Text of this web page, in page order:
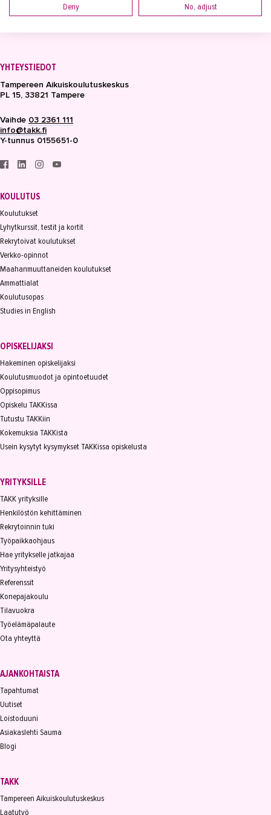
YHTEYSTIEDOT
Tampereen Aikuiskoulutuskeskus
PL 15, 33821 Tampere
Vaihde 03 2361 111
info@takk.fi
Y-tunnus 0155651-0
KOULUTUS
Koulutukset
Lyhytkurssit, testit ja kortit
Rekrytoivat koulutukset
Verkko-opinnot
Maahanmuuttaneiden koulutukset
Ammattialat
Koulutusopas
Studies in English
OPISKELIJAKSI
Hakeminen opiskelijaksi
Koulutusmuodot ja opintoetuudet
Oppisopimus
Opiskelu TAKKissa
Tutustu TAKKiin
Kokemuksia TAKKista
Usein kysytyt kysymykset TAKKissa opiskelusta
YRITYKSILLE
TAKK yrityksille
Henkilöstön kehittäminen
Rekrytoinnin tuki
Työpaikkaohjaus
Hae yritykselle jatkajaa
Yritysyhteistyö
Referenssit
Konepajakoulu
Tilavuokra
Työelämäpalaute
Ota yhteyttä
AJANKOHTAISTA
Tapahtumat
Uutiset
Loistoduuni
Asiakaslehti Sauma
Blogi
TAKK
Tampereen Aikuiskoulutuskeskus
Laatutyö
Deny No, adjust